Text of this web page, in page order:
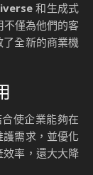
和生成式
不僅為他們的客
全新的商業機
使企業能夠在
需求，並優化
率，還大大降